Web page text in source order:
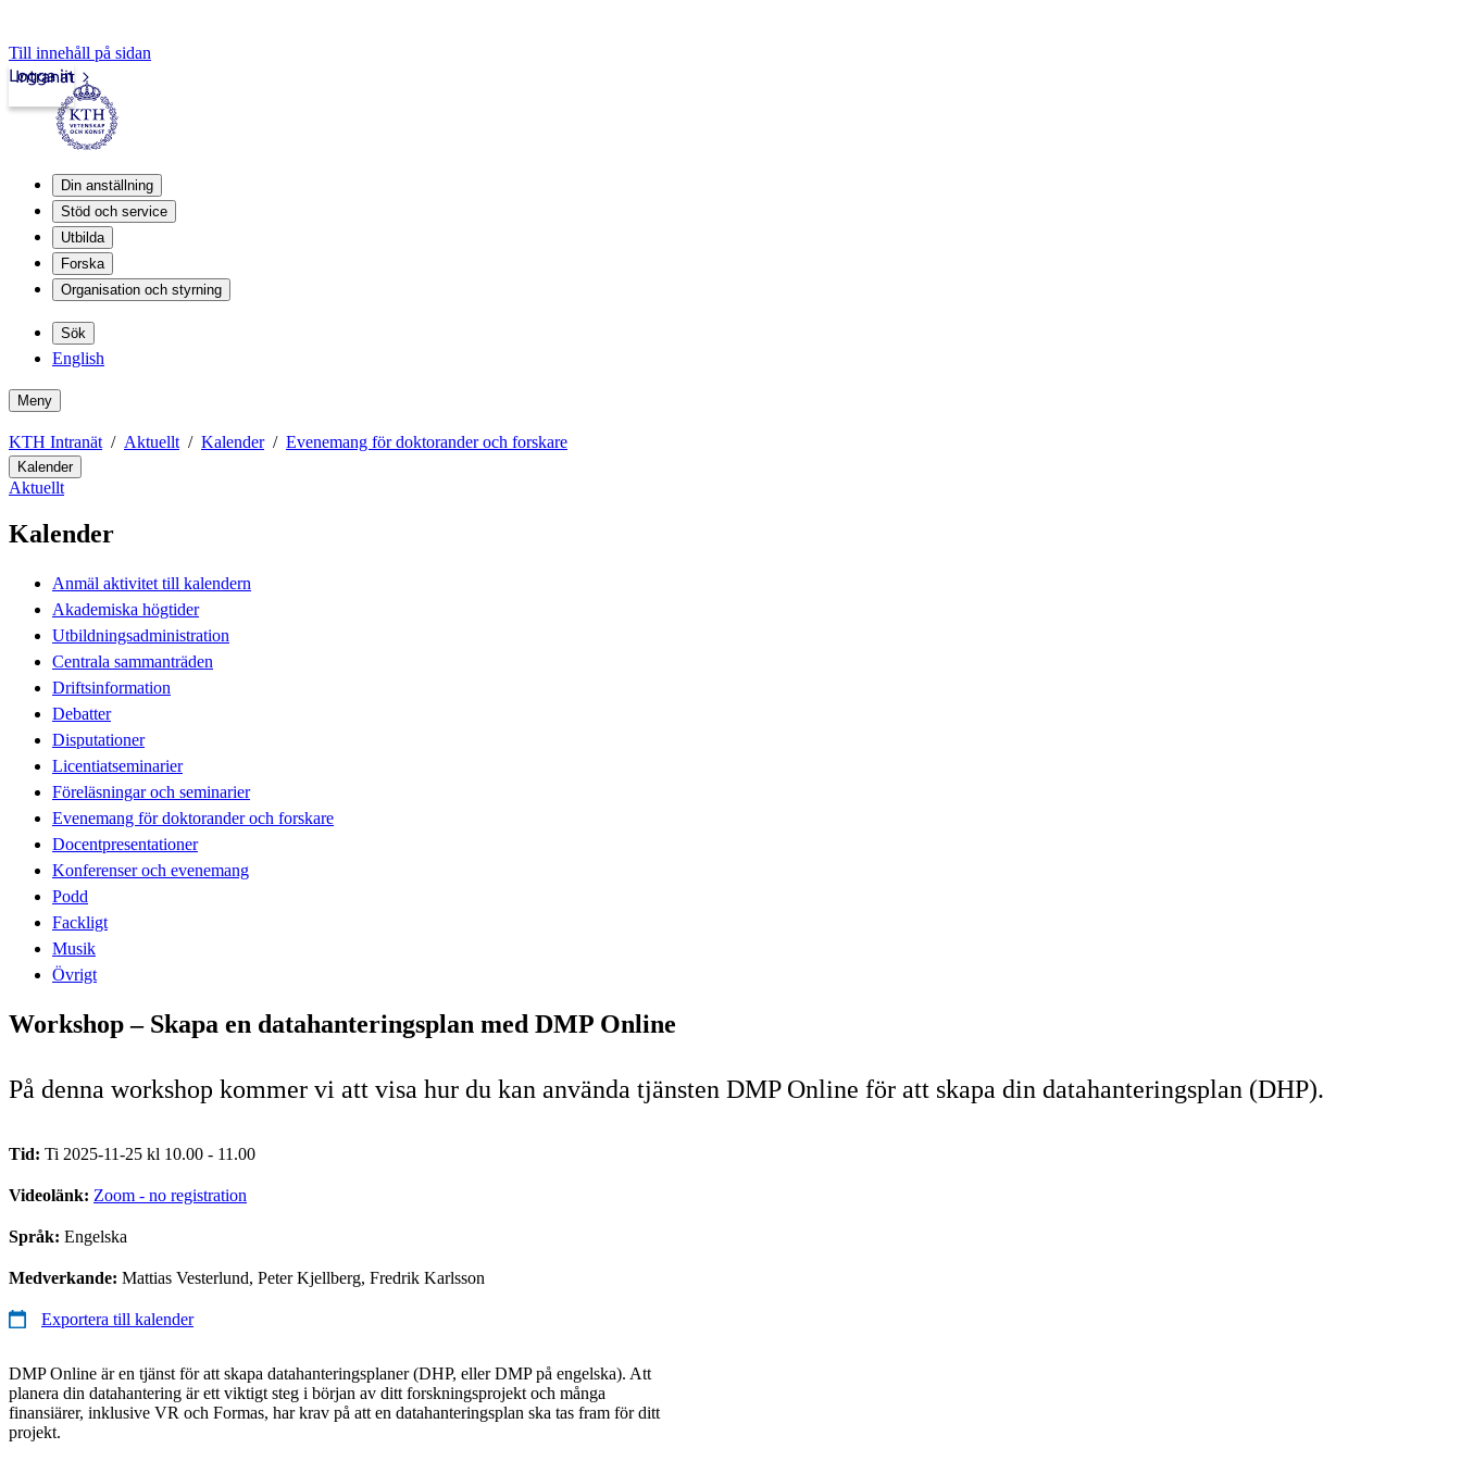
Till innehåll på sidan
Intranät
Logga in
Din anställning
Stöd och service
Utbilda
Forska
Organisation och styrning
Sök
English
Meny
KTH Intranät Aktuellt Kalender Evenemang för doktorander och forskare
Kalender
Aktuellt
Kalender
Anmäl aktivitet till kalendern
Akademiska högtider
Utbildningsadministration
Centrala sammanträden
Driftsinformation
Debatter
Disputationer
Licentiatseminarier
Föreläsningar och seminarier
Evenemang för doktorander och forskare
Docentpresentationer
Konferenser och evenemang
Podd
Fackligt
Musik
Övrigt
Workshop – Skapa en datahanteringsplan med DMP Online
På denna workshop kommer vi att visa hur du kan använda tjänsten DMP Online för att skapa din datahanteringsplan (DHP).
Tid: Ti 2025-11-25 kl 10.00 - 11.00
Videolänk: Zoom - no registration
Språk: Engelska
Medverkande: Mattias Vesterlund, Peter Kjellberg, Fredrik Karlsson
Exportera till kalender
DMP Online är en tjänst för att skapa datahanteringsplaner (DHP, eller DMP på engelska). Att
planera din datahantering är ett viktigt steg i början av ditt forskningsprojekt och många
finansiärer, inklusive VR och Formas, har krav på att en datahanteringsplan ska tas fram för ditt
projekt.